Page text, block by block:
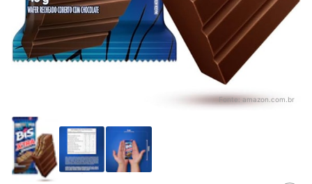
Fonte:amazon.com.br